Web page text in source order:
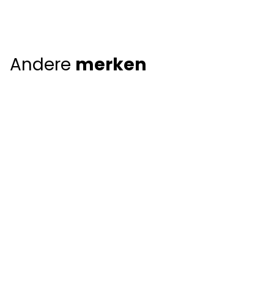
Andere merken